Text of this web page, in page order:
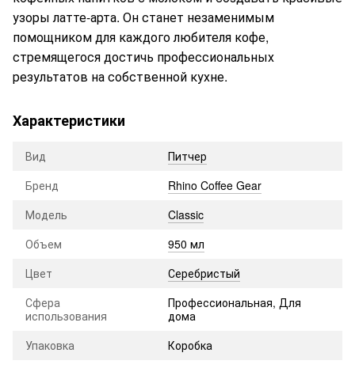
узоры латте-арта. Он станет незаменимым
помощником для каждого любителя кофе,
стремящегося достичь профессиональных
результатов на собственной кухне.
Характеристики
Вид
Питчер
Бренд
Rhino Coffee Gear
Модель
Classic
Объем
950 мл
Цвет
Серебристый
Сфера
использования
Профессиональная, Для
дома
Упаковка
Коробка